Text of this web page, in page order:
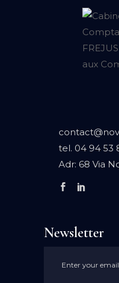
tel. 04 94 53
Adr: 68 Via
Newsletter